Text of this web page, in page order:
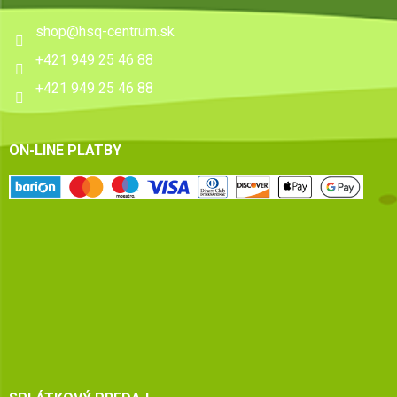
shop@hsq-centrum.sk
+421 949 25 46 88
+421 949 25 46 88
ON-LINE PLATBY